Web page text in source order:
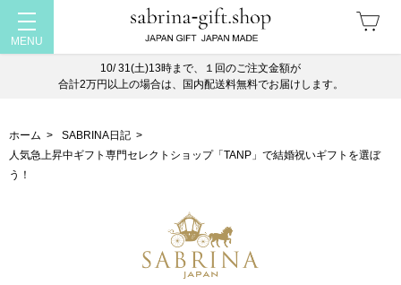
10/ 31(土)13時まで、１回のご注文金額が
合計2万円以上の場合は、国内配送料無料でお届けします。
ホーム > SABRINA日記 >
人気急上昇中ギフト専門セレクトショップ「TANP」で結婚祝いギフトを選ぼ
う！